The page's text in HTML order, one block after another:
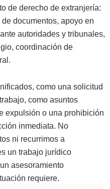
de derecho de extranjería:
documentos, apoyo en
autoridades y tribunales,
coordinación de
como una solicitud
como asuntos
expulsión o una prohibición
inmediata. No
ni recurrimos a
un trabajo jurídico
asesoramiento
requiere.